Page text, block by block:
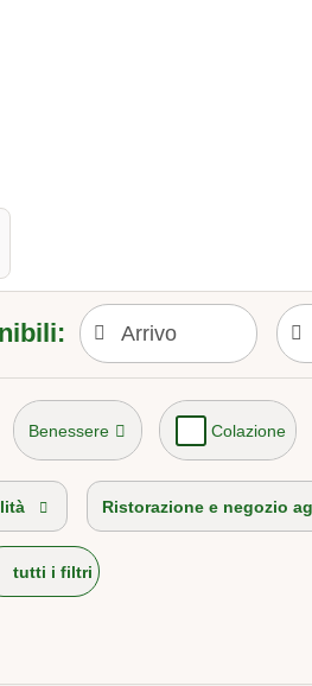
Benessere Colazione
2026 Vacanza sull'Alpe
Ristorazione e negozio
tutti i filtri